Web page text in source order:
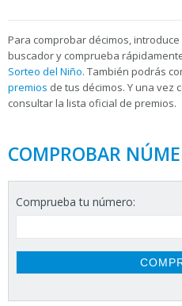
Para comprobar décimos,
buscador y comprueba
Sorteo del Niño. También podrás
premios de tus décimos. Y una vez
consultar la lista oficial de premios.
COMPROBAR
Comprueba tu número: